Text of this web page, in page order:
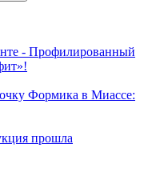
- Профилированный
Формика в Миассе:
прошла